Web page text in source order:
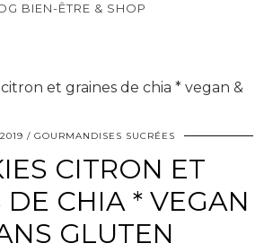
BIEN-ÊTRE & SHOP
et graines de chia * vegan &
GOURMANDISES SUCRÉES
CITRON ET
DE CHIA * VEGAN
GLUTEN